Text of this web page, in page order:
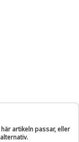
artikeln passar, eller